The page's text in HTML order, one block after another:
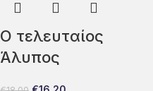
Ο τελευταίος
Άλυπος